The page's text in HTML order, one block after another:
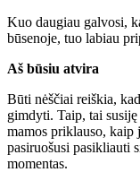
Kuo daugiau galvosi,
būsenoje, tuo labiau
Aš būsiu atvira
Būti nėščiai reiškia,
gimdyti. Taip, tai
mamos priklauso,
pasiruošusi pasikliauti
momentas.